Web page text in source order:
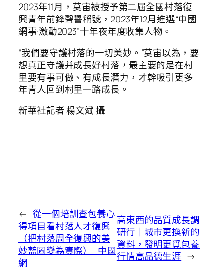
2023年11月，莫宙被授予第二屆全國村落復
興青年前鋒聲譽稱號，2023年12月進選“中國
網事·激動2023”十年夜年度收集人物。
“我們要守護村落的一切美妙。”莫宙以為，要
想真正守護并成長好村落，最主要的是在村
里要有事可做、有成長潛力，才幹吸引更多
年青人回到村里一路成長。
新華社記者 楊文斌 攝
← 從一個培訓查包養心
得項目看村落人才復興
（把村落周全復興的美
妙藍圖變為實際）_中國
網
高東西的品質成長調
研行｜城市更換新的
資料，發明更覓包養
行情高品德生涯 →